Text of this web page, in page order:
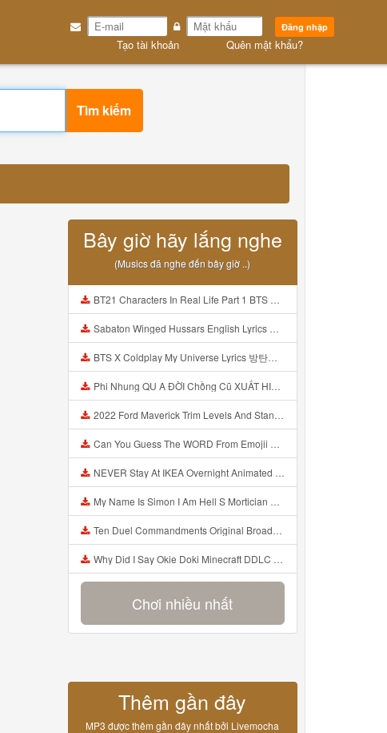
Đăng nhập
Tạo tài khoản Quên mật khẩu?
Tìm kiếm
Bây giờ hãy lắng nghe
(Musics đã nghe đến bây giờ ..)
BT21 Characters In Real Life Part 1 BTS AND BT21 방탄소년단 BT21 BT21아가들은 아빠조아 따라쟁이들 BTS Vs BT21 Mp3
Sabaton Winged Hussars English Lyrics Mp3
BTS X Coldplay My Universe Lyrics 방탄소년단 콜드플레이 My Universe 가사 Color Coded Lyrics Han Rom Eng Mp3
Phi Nhung QU A ĐỜI Chồng Cũ XUẤT HIỆN Khóc Hối Hận Vì Làm Điều KHỦNG KHIẾP Với Cô Mp3
2022 Ford Maverick Trim Levels And Standard Features Explained Mp3
Can You Guess The WORD From Emojii COMPOUND WORD EMOJII CHALLENGE 90 PEOPLE FAIL Guess Mp3
NEVER Stay At IKEA Overnight Animated SCP 3008 Horror Story Mp3
My Name Is Simon I Am Hell S Mortician And I Am Going To Kill God Creepypasta Mp3
Ten Duel Commandments Original Broadway Cast Of Hamilton Lyrics Mp3
Why Did I Say Okie Doki Minecraft DDLC Animated Music Video Song By The Stupendium Mp3
Chơi nhiều nhất
Thêm gần đây
MP3 được thêm gần đây nhất bởi Livemocha